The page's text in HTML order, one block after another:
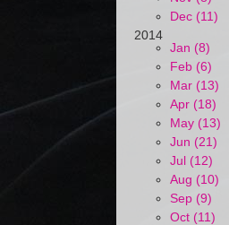
Dec (11)
2014
Jan (8)
Feb (6)
Mar (13)
Apr (18)
May (13)
Jun (21)
Jul (12)
Aug (10)
Sep (9)
Oct (11)